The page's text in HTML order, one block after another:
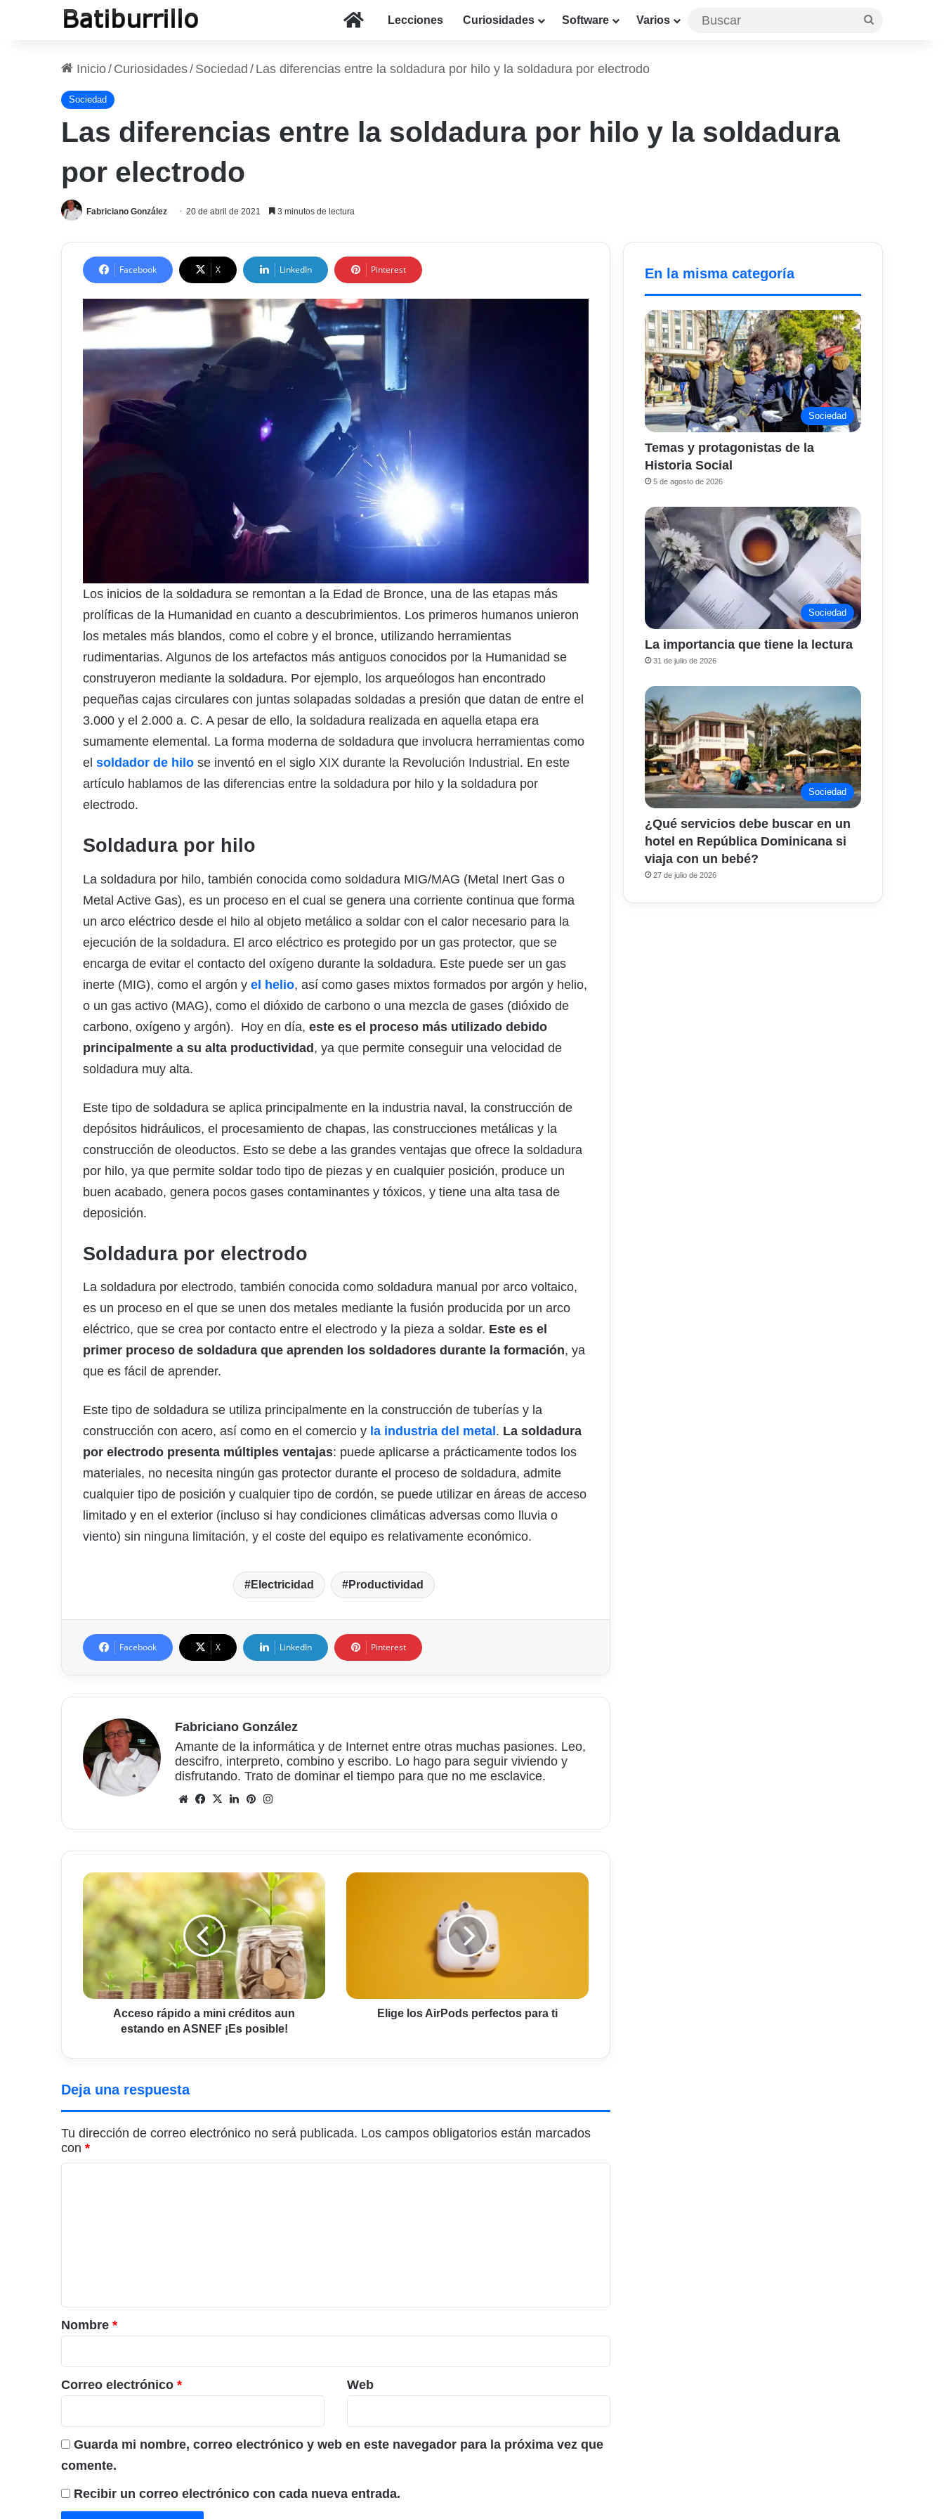
InicioLecciones Curiosidades Software Varios
Inicio/ Curiosidades/ Sociedad / Las diferencias entre la soldadura por hilo y la soldadura por electrodo
Sociedad
Las diferencias entre la soldadura por hilo y la soldadura
por electrodo
Fabriciano González 20 de abril de 2021 3 minutos de lectura
Facebook X LinkedIn Pinterest
Los inicios de la soldadura se remontan a la Edad de Bronce, una de las etapas más
prolíficas de la Humanidad en cuanto a descubrimientos. Los primeros humanos unieron
los metales más blandos, como el cobre y el bronce, utilizando herramientas
rudimentarias. Algunos de los artefactos más antiguos conocidos por la Humanidad se
construyeron mediante la soldadura. Por ejemplo, los arqueólogos han encontrado
pequeñas cajas circulares con juntas solapadas soldadas a presión que datan de entre el
3.000 y el 2.000 a. C. A pesar de ello, la soldadura realizada en aquella etapa era
sumamente elemental. La forma moderna de soldadura que involucra herramientas como
el soldador de hilo se inventó en el siglo XIX durante la Revolución Industrial. En este
artículo hablamos de las diferencias entre la soldadura por hilo y la soldadura por
electrodo.
Soldadura por hilo
La soldadura por hilo, también conocida como soldadura MIG/MAG (Metal Inert Gas o
Metal Active Gas), es un proceso en el cual se genera una corriente continua que forma
un arco eléctrico desde el hilo al objeto metálico a soldar con el calor necesario para la
ejecución de la soldadura. El arco eléctrico es protegido por un gas protector, que se
encarga de evitar el contacto del oxígeno durante la soldadura. Este puede ser un gas
inerte (MIG), como el argón y el helio, así como gases mixtos formados por argón y helio,
o un gas activo (MAG), como el dióxido de carbono o una mezcla de gases (dióxido de
carbono, oxígeno y argón). Hoy en día, este es el proceso más utilizado debido
principalmente a su alta productividad, ya que permite conseguir una velocidad de
soldadura muy alta.
Este tipo de soldadura se aplica principalmente en la industria naval, la construcción de
depósitos hidráulicos, el procesamiento de chapas, las construcciones metálicas y la
construcción de oleoductos. Esto se debe a las grandes ventajas que ofrece la soldadura
por hilo, ya que permite soldar todo tipo de piezas y en cualquier posición, produce un
buen acabado, genera pocos gases contaminantes y tóxicos, y tiene una alta tasa de
deposición.
Soldadura por electrodo
La soldadura por electrodo, también conocida como soldadura manual por arco voltaico,
es un proceso en el que se unen dos metales mediante la fusión producida por un arco
eléctrico, que se crea por contacto entre el electrodo y la pieza a soldar. Este es el
primer proceso de soldadura que aprenden los soldadores durante la formación, ya
que es fácil de aprender.
Este tipo de soldadura se utiliza principalmente en la construcción de tuberías y la
construcción con acero, así como en el comercio y la industria del metal . La soldadura
por electrodo presenta múltiples ventajas: puede aplicarse a prácticamente todos los
materiales, no necesita ningún gas protector durante el proceso de soldadura, admite
cualquier tipo de posición y cualquier tipo de cordón, se puede utilizar en áreas de acceso
limitado y en el exterior (incluso si hay condiciones climáticas adversas como lluvia o
viento) sin ninguna limitación, y el coste del equipo es relativamente económico.
Electricidad Productividad
Facebook X LinkedIn Pinterest
Fabriciano González
Amante de la informática y de Internet entre otras muchas pasiones. Leo,
descifro, interpreto, combino y escribo. Lo hago para seguir viviendo y
disfrutando. Trato de dominar el tiempo para que no me esclavice.
Sitio
Facebook
X LinkedInPinterest
Acceso
rápido
a
mini
créditos
aun
estando
ASNEF
posible!
Acceso rápido a mini créditos aun
estando en ASNEF ¡Es posible!
Elige
Elige los AirPods perfectos para ti
Deja una respuesta
Tu dirección de correo electrónico no será publicada. Los campos obligatorios están marcados
con *
r
i
o
*
Nombre *
Correo electrónico * Web
Guarda mi nombre, correo electrónico y web en este navegador para la próxima vez que
comente.
Recibir un correo electrónico con cada nueva entrada.
En la misma categoría
Sociedad
Temas y protagonistas de la
Historia Social
5 de agosto de 2026
Sociedad
La importancia que tiene la lectura
31 de julio de 2026
Sociedad
¿Qué servicios debe buscar en un
hotel en República Dominicana si
viaja con un bebé?
27 de julio de 2026